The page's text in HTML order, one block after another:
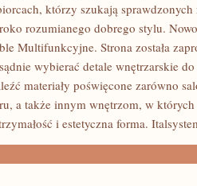
którzy szukają
rozumianego dobrego stylu.
Multifunkcyjne. Strona została
wybierać detale wnętrzarskie
materiały poświęcone zarówno
a także innym wnętrzom, w których
i estetyczna forma.